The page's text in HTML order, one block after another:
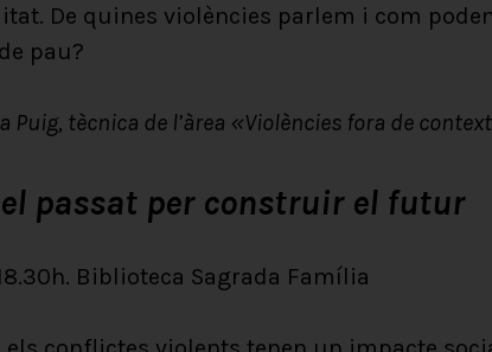
De quines violències parlem i com
pau?
Puig, tècnica de l’àrea «Violències fora de
passat per construir el futur
Biblioteca Sagrada Família